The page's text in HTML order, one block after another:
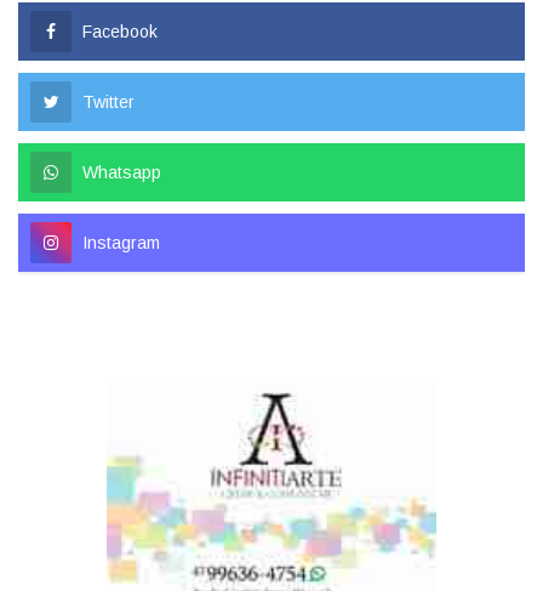
Facebook
Twitter
Whatsapp
Instagram